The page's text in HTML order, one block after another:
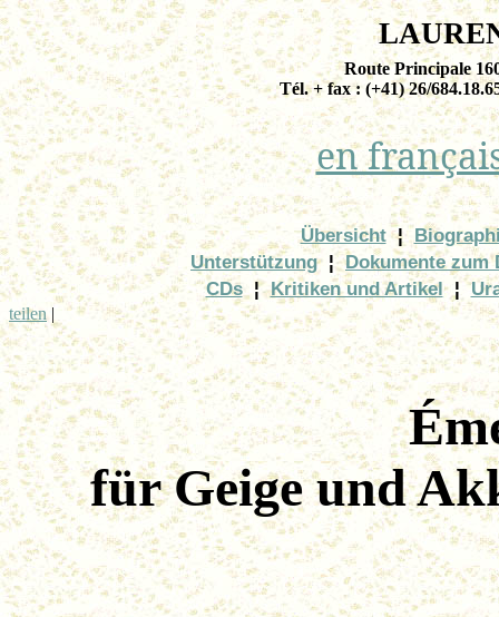
Route Principale
Tél. + fax : (+41) 26/
en
Übersicht ¦
Unterstützung ¦ Dokumente zum
CDs ¦ Kritiken und Artikel ¦
teilen |
für Geige und